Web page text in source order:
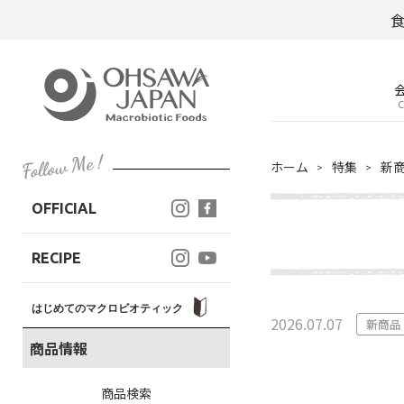
OFFICIAL
RECIPE
はじめてのマクロビオティック
商品情報
商品検索
ホーム 特集 新
2026.07.07 新商